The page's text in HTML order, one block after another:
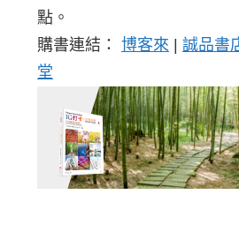
點。
購書連結： 博客來 | 誠品書
堂